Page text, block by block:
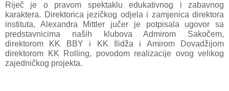
Riječ je o pravom spektaklu edukativnog i zabavnog
karaktera. Direktorica jezičkog odjela i zamjenica direktora
instituta, Alexandra Mittler jučer je potpisala ugovor sa
predstavnicima naših klubova Admirom Sakočem,
direktorom KK BBY i KK Ilidža i Amirom Dovadžijom
direktorom KK Rolling, povodom realizacije ovog velikog
zajedničkog projekta.